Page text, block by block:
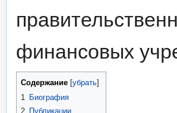
финансовых
Содержание убрать
1 Биография
2 Публикации